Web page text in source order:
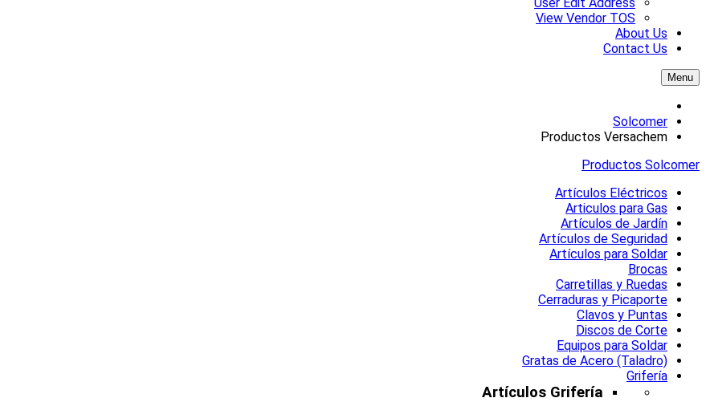
View Vendor TOS
About Us
Contact Us
Menu
Solcomer
Productos Versachem
Productos Solcomer
Artículos Eléctricos
Articulos para Gas
Artículos de Jardín
Artículos de Seguridad
Artículos para Soldar
Brocas
Carretillas y Ruedas
Cerraduras y Picaporte
Clavos y Puntas
Discos de Corte
Equipos para Soldar
Gratas de Acero (Taladro)
Grifería
Artículos Grifería